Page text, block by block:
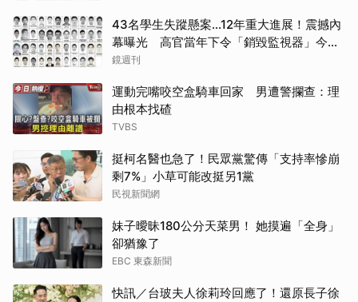
43名學生失蹤懸案...12年重大進展！震撼內
幕曝光 高官當年下令「銷毀監視器」今遭
逮
鏡週刊
運動完嘴咬空盒騎車回家 男遭警攔查：理
由根本找碴
TVBS
挺柯名醫也急了！民眾黨驚傳「支持率慘崩
剩7%」小草可能改挺另1黨
民視新聞網
妹子曖昧180公分天菜男！ 她摸遍「全身」
卻猶豫了
EBC 東森新聞
快訊／台玻夫人徐莉玲回應了！還原長子徐